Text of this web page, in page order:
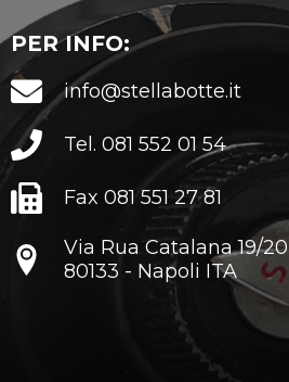
PER INFO:
info@stellabotte.it
Tel. 081 552 01 54
Fax 081 551 27 81
Via Rua Catalana 19/20
80133 - Napoli ITA